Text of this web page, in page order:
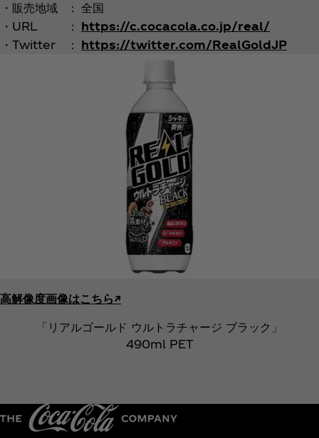
・販売地域
： 全国
・URL
：
https://c.cocacola.co.jp/real/
・Twitter
： https://twitter.com/RealGoldJP
高解像度画像はこちら↗︎
「リアルゴールド ウルトラチャージ ブラック」
490ml PET